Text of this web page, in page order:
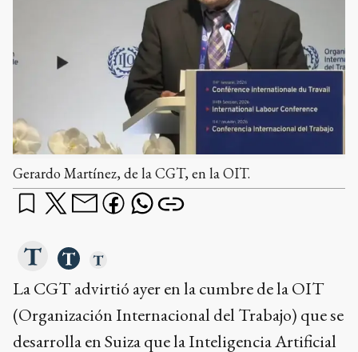
Gerardo Martínez, de la CGT, en la OIT.
La CGT advirtió ayer en la cumbre de la OIT
(Organización Internacional del Trabajo) que se
desarrolla en Suiza que la Inteligencia Artificial